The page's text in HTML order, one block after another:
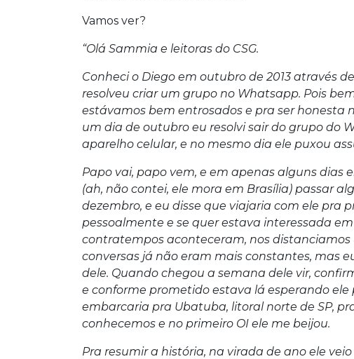
Vamos ver?
“Olá Sammia e leitoras do CSG.
Conheci o Diego em outubro de 2013 através
resolveu criar um grupo no Whatsapp. Pois
estávamos bem entrosados e pra ser honesta
um dia de outubro eu resolvi sair do grupo do
aparelho celular, e no mesmo dia ele puxou
Papo vai, papo vem, e em apenas alguns dias
(ah, não contei, ele mora em Brasília) passar
dezembro, e eu disse que viajaria com ele pra
pessoalmente e se quer estava interessada
contratempos aconteceram, nos distanciamos
conversas já não eram mais constantes, mas
dele. Quando chegou a semana dele vir,
e conforme prometido estava lá esperando
embarcaria pra Ubatuba, litoral norte de SP,
conhecemos e no primeiro OI ele me beijou.
Pra resumir a história, na virada de ano ele